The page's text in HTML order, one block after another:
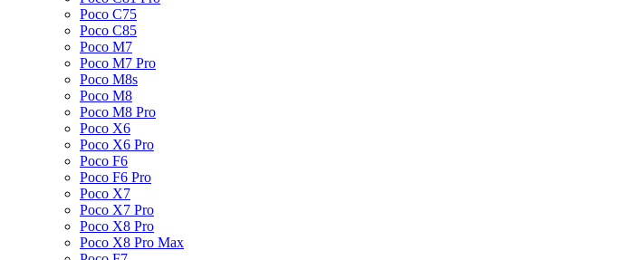
Poco C75
Poco C85
Poco M7
Poco M7 Pro
Poco M8s
Poco M8
Poco M8 Pro
Poco X6
Poco X6 Pro
Poco F6
Poco F6 Pro
Poco X7
Poco X7 Pro
Poco X8 Pro
Poco X8 Pro Max